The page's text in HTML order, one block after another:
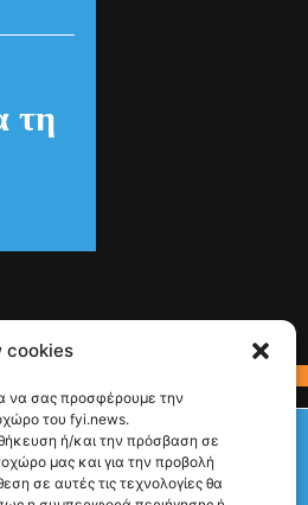
cookies
να σας προσφέρουμε την
του fyi.news.
ή/και την πρόσβαση σε
μας και για την προβολή
σε αυτές τις τεχνολογίες θα
τη
Ακολούθησέ μας